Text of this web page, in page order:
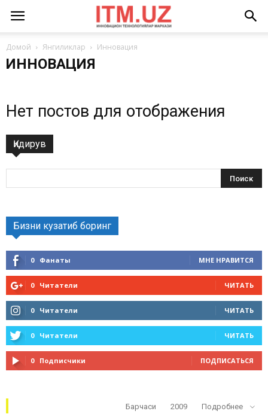
Домой Янгиликлар Инновация
ИННОВАЦИЯ
Нет постов для отображения
Қидирув
Бизни кузатиб боринг
0 Фанаты МНЕ НРАВИТСЯ
0 Читатели ЧИТАТЬ
0 Читатели ЧИТАТЬ
0 Читатели ЧИТАТЬ
0 Подписчики ПОДПИСАТЬСЯ
Барчаси 2009 Подробнее